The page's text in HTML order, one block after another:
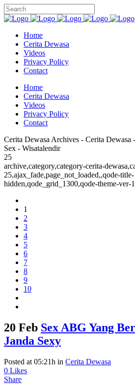
Home
Cerita Dewasa
Videos
Privacy Policy
Contact
Home
Cerita Dewasa
Videos
Privacy Policy
Contact
Cerita Dewasa Archives - Cerita Dewasa
Sex - Wisatalendir
25
archive,category,category-cerita-
25,ajax_fade,page_not_loaded,,qode-title-
hidden,qode_grid_1300,qode-theme-ver-
1
2
3
4
5
6
7
8
9
10
20 Feb Sex ABG Yang
Janda Sexy
Posted at 05:21h in Cerita Dewasa
0 Likes
Share